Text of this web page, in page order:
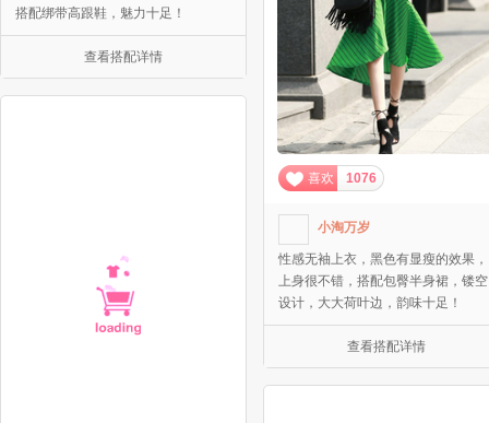
搭配绑带高跟鞋，魅力十足！
查看搭配详情
喜欢 1076
小淘万岁
性感无袖上衣，黑色有显瘦的效果，
上身很不错，搭配包臀半身裙，镂空
设计，大大荷叶边，韵味十足！
查看搭配详情